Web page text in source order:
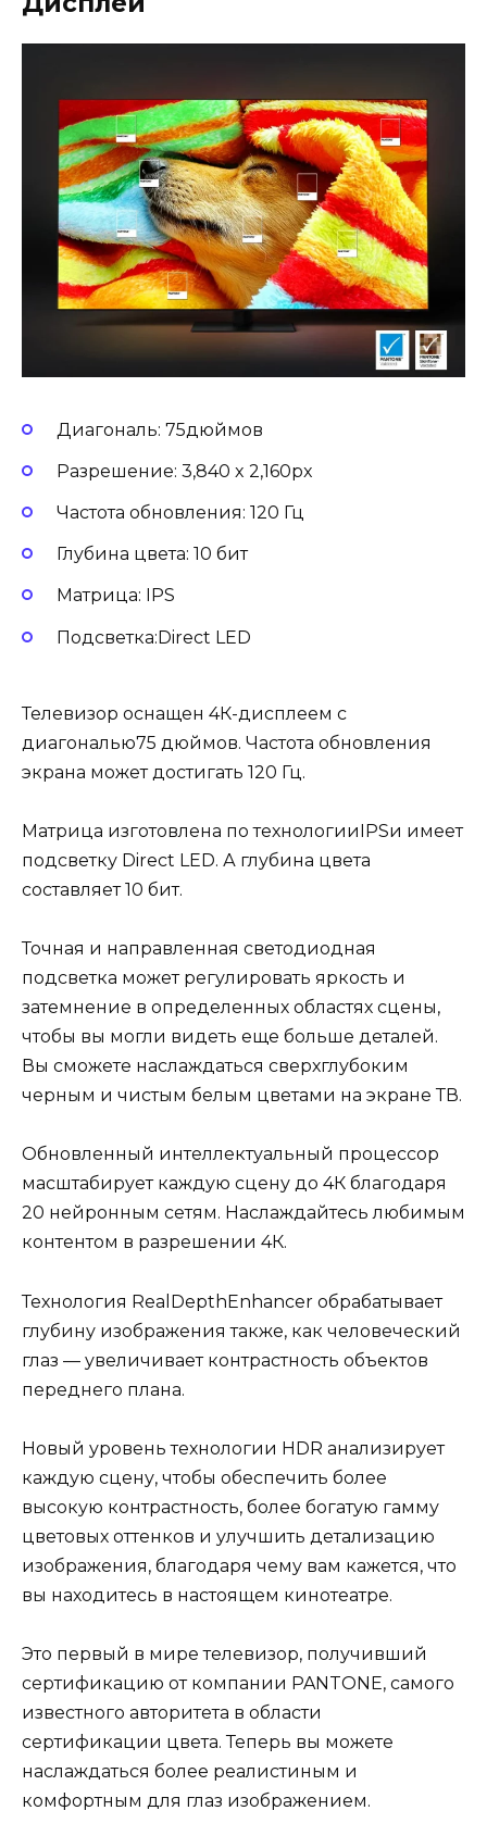
Диагональ: 75дюймов
Разрешение: 3,840 x 2,160px
Частота обновления: 120 Гц
Глубина цвета: 10 бит
Матрица: IPS
Подсветка:Direct LED
Телевизор оснащен 4К-дисплеем с
диагональю75 дюймов. Частота обновления
экрана может достигать 120 Гц.
Матрица изготовлена по технологииIPSи имеет
подсветку Direct LED. А глубина цвета
составляет 10 бит.
Точная и направленная светодиодная
подсветка может регулировать яркость и
затемнение в определенных областях сцены,
чтобы вы могли видеть еще больше деталей.
Вы сможете наслаждаться сверхглубоким
черным и чистым белым цветами на экране ТВ.
Обновленный интеллектуальный процессор
масштабирует каждую сцену до 4К благодаря
20 нейронным сетям. Наслаждайтесь любимым
контентом в разрешении 4К.
Технология RealDepthEnhancer обрабатывает
глубину изображения также, как человеческий
глаз — увеличивает контрастность объектов
переднего плана.
Новый уровень технологии HDR анализирует
каждую сцену, чтобы обеспечить более
высокую контрастность, более богатую гамму
цветовых оттенков и улучшить детализацию
изображения, благодаря чему вам кажется, что
вы находитесь в настоящем кинотеатре.
Это первый в мире телевизор, получивший
сертификацию от компании PANTONE, самого
известного авторитета в области
сертификации цвета. Теперь вы можете
наслаждаться более реалистиным и
комфортным для глаз изображением.